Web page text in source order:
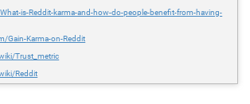
is-Reddit-karma-and-how-do-people-benefit-from-having-
Gain-Karma-on-Reddit
Trust_metric
Reddit